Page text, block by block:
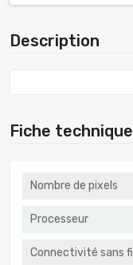
Description
Fiche technique
Nombre de pixels
Processeur
Connectivité sans fil